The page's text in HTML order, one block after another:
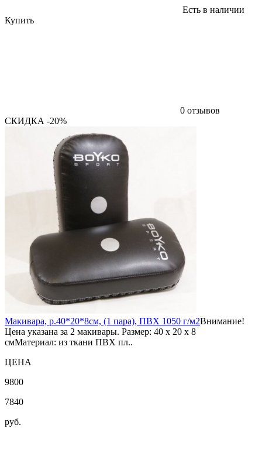
Есть в наличии
Купить
0 отзывов
СКИДКА -20%
Макивара, р.40*20*8см, (1 пара), ПВХ 1050 г/м2Внимание!
Цена указана за 2 макивары. Размер: 40 х 20 х 8
смМатериал: из ткани ПВХ пл..
ЦЕНА
9800
7840
руб.